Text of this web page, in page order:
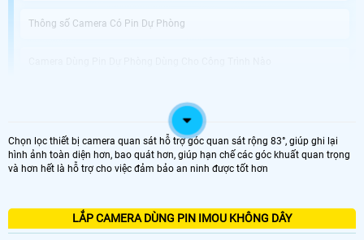
Thông số Camera Có Pin Dự Phòng
An Thành Phát Bán Camera Dùng Pin Phòng Uy Tín
Được phát triển với công nghệ tiên tiến, Camera Tích Hợp Pin Dự Phòng không
chỉ là thiết bị giám sát vị trí chuyên dụng mà còn giải pháp hoàn hảo cho
những tình huống mất điện hoặc thiếu nguồn điện. Với khả năng hoạt động
Điểm nổi bật của camera này chính là chất lượng ghi hình tuyệt vời với độ
phân giải Full HD 1080P, giúp bạn quan sát mọi chi tiết một cách rõ nét và sắc
Chọn lọc thiết bị camera quan sát hỗ trợ góc quan sát rộng 83°, giúp ghi lại
hình ảnh toàn diện hơn, bao quát hơn, giúp hạn chế các góc khuất quan trọng
và hơn hết là hỗ trợ cho việc đảm bảo an ninh được tốt hơn
LẮP CAMERA DÙNG PIN IMOU KHÔNG DÂY